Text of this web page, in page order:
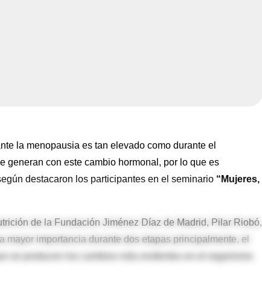
la menopausia es tan elevado como durante el
generan con este cambio hormonal, por lo que es
destacaron los participantes en el seminario “Mujeres,
de la Fundación Jiménez Díaz de Madrid, Pilar Riobó,
importancia durante dos etapas principalmente, el
se producen los cambios más evidentes en el organismo